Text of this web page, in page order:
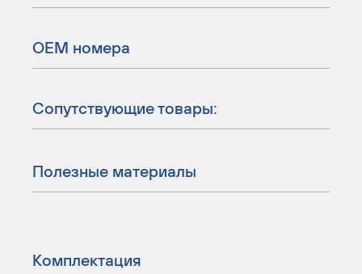
ОЕМ номера
Сопутствующие товары:
Полезные материалы
Комплектация